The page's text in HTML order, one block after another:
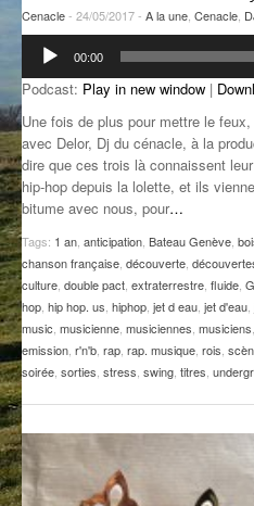
GROOVE N SUN
L’ASTUCE DE LA PORTE EN
LA FABRIK POÉTIK
LA SOUTERRAINE
MUSIQUE DES ANTIPODES
NOS ANCIENS
SONORIK
ZIRCONIUM
PLUS DE MIX
Cenacle- 24/05/2017 - A la une Cenacle
Lecteur
audio
00:00
Podcast: Play in new window |
Une fois de plus pour mettre le
avec Delor, Dj du cénacle, à la
dire que ces trois là connaissent
hip-hop depuis la lolette, et ils
bitume avec nous, pour…
Tags: 1 an anticipation Bateau Genève
chanson française découverte
culture double pact extraterrestre fluide
hop hip hop. us hiphop jet d eau jet d'eau
music musicienne musiciennes musiciens
emission r'n'b rap rap. musique rois
soirée sorties stress swing titres